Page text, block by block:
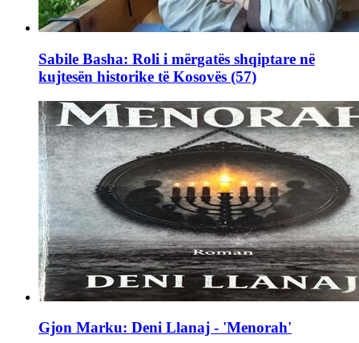
Sabile Basha: Roli i mërgatës shqiptare në
kujtesën historike të Kosovës (57)
Gjon Marku: Deni Llanaj - 'Menorah'